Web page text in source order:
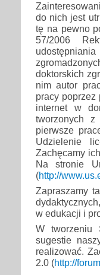
do nich jest
tę na pewno
57/2006
doktorskich
nim autor
pracy
internet w
tworzonych z
pierwsze
Udzielenie
Zachęcamy
Na stronie
(http://
Zapraszamy
w edukacji i
W tworzeniu
sugestie
realizować.
2.0 (http://